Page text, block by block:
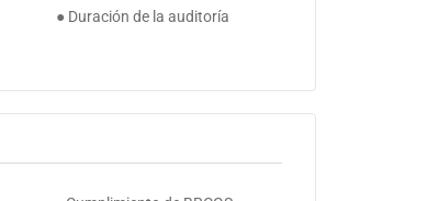
● Duración de la auditoría